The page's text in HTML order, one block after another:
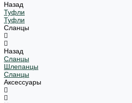
Назад
Туфли
Туфли
Сланцы
Назад
Сланцы
Шлепанцы
Сланцы
Аксессуары